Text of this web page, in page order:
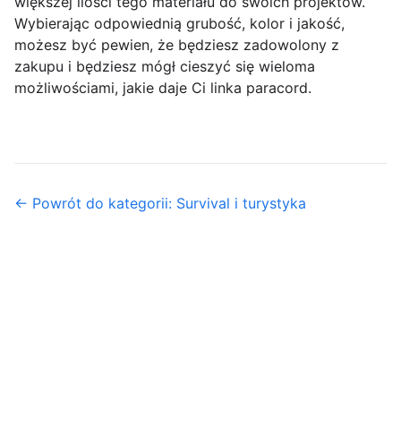
Wybierając odpowiednią grubość, kolor i jakość,
możesz być pewien, że będziesz zadowolony z
zakupu i będziesz mógł cieszyć się wieloma
możliwościami, jakie daje Ci linka paracord.
← Powrót do kategorii: Survival i turystyka